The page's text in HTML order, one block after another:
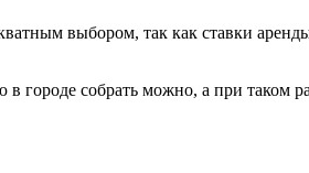
выбором, так как ставки
городе собрать можно, а при таком